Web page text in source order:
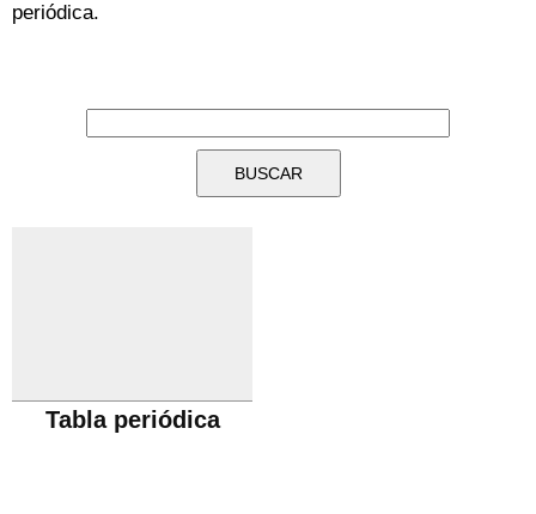
periódica.
Tabla periódica